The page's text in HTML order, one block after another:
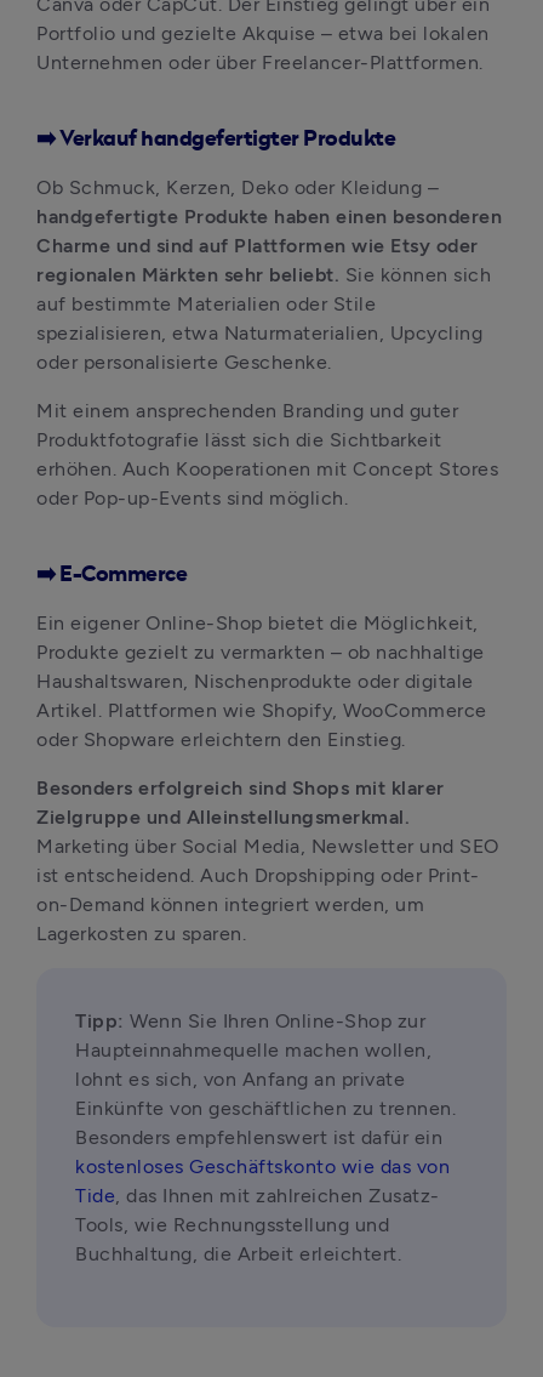
Portfolio und gezielte Akquise – etwa bei lokalen
Unternehmen oder über Freelancer-Plattformen.
➡️ Verkauf handgefertigter Produkte
handgefertigte Produkte haben einen besonderen
Charme und sind auf Plattformen wie Etsy oder
regionalen Märkten sehr beliebt. Sie können sich
auf bestimmte Materialien oder Stile
spezialisieren, etwa Naturmaterialien, Upcycling
oder personalisierte Geschenke.
Mit einem ansprechenden Branding und guter
Produktfotografie lässt sich die Sichtbarkeit
erhöhen. Auch Kooperationen mit Concept Stores
oder Pop-up-Events sind möglich.
➡️ E-Commerce
Ein eigener Online-Shop bietet die Möglichkeit,
Produkte gezielt zu vermarkten – ob nachhaltige
Haushaltswaren, Nischenprodukte oder digitale
Artikel. Plattformen wie Shopify, WooCommerce
oder Shopware erleichtern den Einstieg.
Besonders erfolgreich sind Shops mit klarer
Zielgruppe und Alleinstellungsmerkmal.
Marketing über Social Media, Newsletter und SEO
ist entscheidend. Auch Dropshipping oder Print-
on-Demand können integriert werden, um
Lagerkosten zu sparen.
Tipp: Wenn Sie Ihren Online-Shop zur
Haupteinnahmequelle machen wollen,
lohnt es sich, von Anfang an private
Einkünfte von geschäftlichen zu trennen.
kostenloses Geschäftskonto wie das von
Tide, das Ihnen mit zahlreichen Zusatz-
Tools, wie Rechnungsstellung und
Buchhaltung, die Arbeit erleichtert.